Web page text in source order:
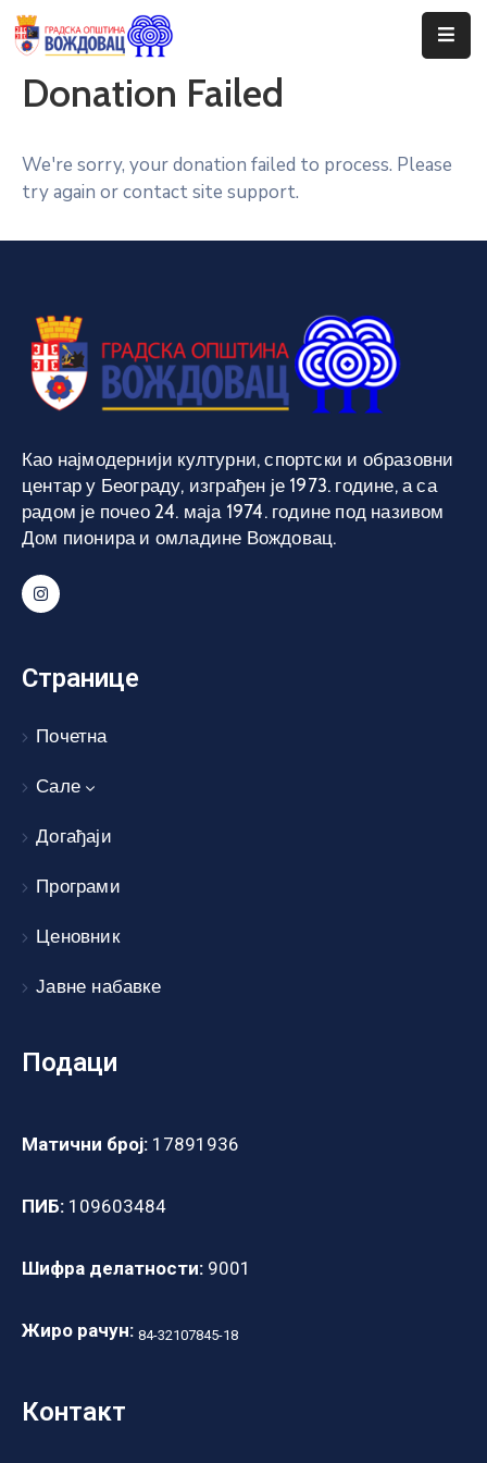
Почетна
Догађаји
Програми
Јавне
Набавке
Donation Failed
We're sorry, your donation failed to process. Please
try again or contact site support.
Као најмодернији културни, спортски и образовни
центар у Београду, изграђен је 1973. године, а са
радом је почео 24. маја 1974. године под називом
Дом пионира и омладине Вождовац.
Странице
Почетна
Сале
Догађаји
Програми
Ценовник
Јавне набавке
Подаци
Матични број: 17891936
ПИБ: 109603484
Шифра делатности: 9001
Жиро рачун: 84-32107845-18
Контакт